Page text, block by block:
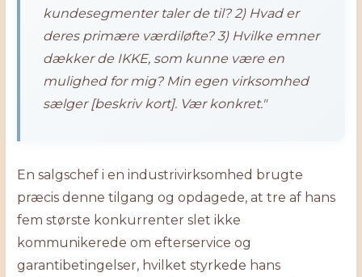
kundesegmenter taler de til? 2) Hvad er
deres primære værdiløfte? 3) Hvilke emner
dækker de IKKE, som kunne være en
mulighed for mig? Min egen virksomhed
sælger [beskriv kort]. Vær konkret."
En salgschef i en industrivirksomhed brugte
præcis denne tilgang og opdagede, at tre af hans
fem største konkurrenter slet ikke
kommunikerede om efterservice og
garantibetingelser, hvilket styrkede hans